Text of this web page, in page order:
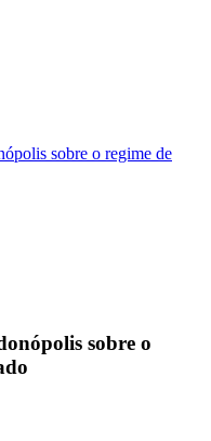
sobre o regime de
sobre o